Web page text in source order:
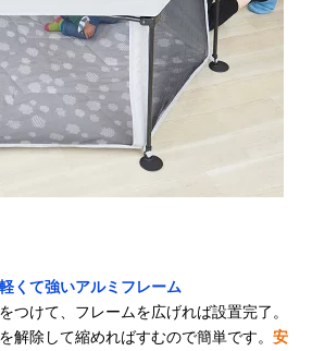
くて強いアルミフレーム
つけて、フレームを広げれば設置完了。
解除して縮めればすむので簡単です。 安